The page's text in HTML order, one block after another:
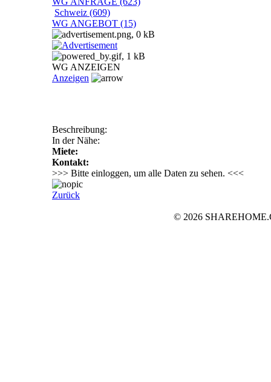
Schweiz (609)
WG ANGEBOT (15)
WG ANZEIGEN
Anzeigen
Beschreibung:
In der Nähe:
Miete:
Kontakt:
>>> Bitte einloggen, um alle Daten zu sehen. <<<
Zurück
© 2026